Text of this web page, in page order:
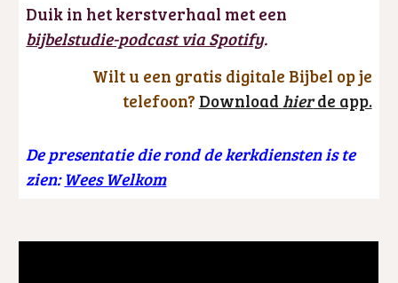
Duik in het kerstverhaal met een
bijbelstudie-podcast via Spotify.
Wilt u een gratis digitale Bijbel op je
telefoon? Download hierde app.
De presentatie die rond de kerkdiensten is te
zien: Wees Welkom